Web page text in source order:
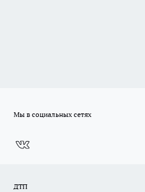
Мы в социальных сетях
ДТП